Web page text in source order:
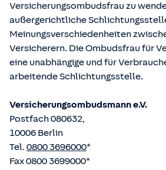
Versicherungsombudsfrau zu
außergerichtliche
Meinungsverschiedenheiten
Versicherern. Die Ombudsfrau für
eine unabhängige und für
arbeitende Schlichtungsstelle.
Versicherungsombudsmann e.V.
Postfach 080632,
10006 Berlin
Tel. 0800 3696000*
Fax 0800 3699000*